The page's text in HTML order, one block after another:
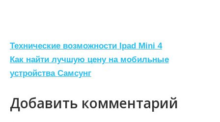
Н
а
в
и
г
Технические возможности Ipad Mini 4
Как найти лучшую цену на мобильные
устройства Самсунг
Добавить комментарий